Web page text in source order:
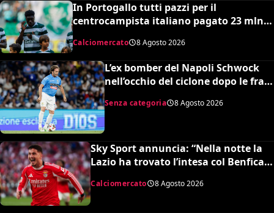
In Portogallo tutti pazzi per il
centrocampista italiano pagato 23 mln
ma snobbato dalla Nazionale maggiore e
dalla Serie A: lo strano caso di Issa
Doumbia
Calciomercato 8 Agosto 2026
L’ex bomber del Napoli Schwock
nell’occhio del ciclone dopo le frasi
shock su Mario Roggero
Senza categoria 8 Agosto 2026
Sky Sport annuncia: “Nella notte la
Lazio ha trovato l’intesa col Benfica
giocatore”
Calciomercato 8 Agosto 2026